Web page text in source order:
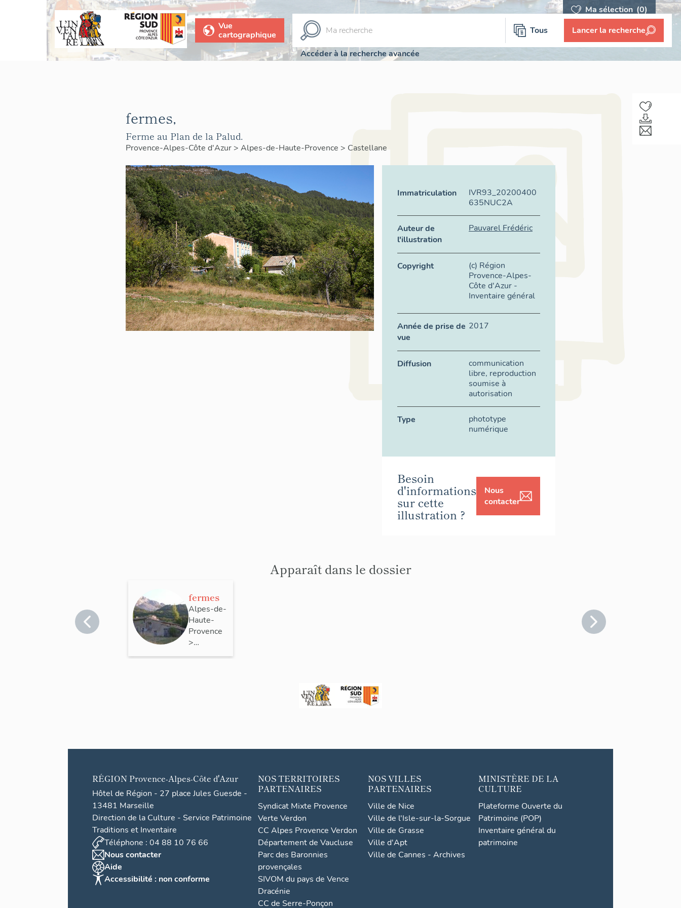
Ma sélection (0)
Vue
cartographique
Tous Lancer la recherche
Accéder à la recherche avancée
fermes,
Ferme au Plan de la Palud.
Provence-Alpes-Côte d'Azur> Alpes-de-Haute-Provence > Castellane
Immatriculation
IVR93_20200400
635NUC2A
Auteur de
l'illustration
Pauvarel Frédéric
Copyright
(c) Région
Provence-Alpes-
Côte d'Azur -
Inventaire général
Année de prise de
vue
2017
Diffusion
communication
libre, reproduction
soumise à
autorisation
Type
phototype
numérique
Besoin
d'informations
sur cette
illustration ?
Nous
contacter
Apparaît dans le dossier
fermes
Alpes-de-
Haute-
Provence
>
Castellane
RÉGION Provence-Alpes-Côte d'Azur
Hôtel de Région - 27 place Jules Guesde -
13481 Marseille
Direction de la Culture - Service Patrimoine
Traditions et Inventaire
Téléphone : 04 88 10 76 66
Nous contacter
Aide
Accessibilité : non conforme
NOS TERRITOIRES
PARTENAIRES
Syndicat Mixte Provence
Verte Verdon
CC Alpes Provence Verdon
Département de Vaucluse
Parc des Baronnies
provençales
SIVOM du pays de Vence
Dracénie
CC de Serre-Ponçon
NOS VILLES
PARTENAIRES
Ville de Nice
Ville de l'Isle-sur-la-Sorgue
Ville de Grasse
Ville d'Apt
Ville de Cannes - Archives
MINISTÈRE DE LA
CULTURE
Plateforme Ouverte du
Patrimoine (POP)
Inventaire général du
patrimoine